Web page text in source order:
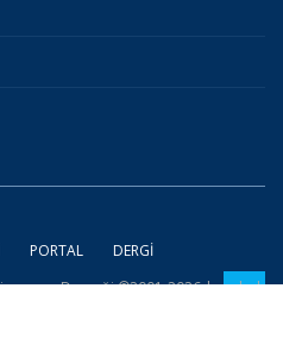
PORTAL
DERGI
Derneği ©2001-2026 | coded